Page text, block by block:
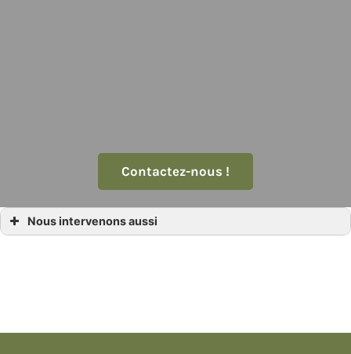
Contactez-nous !
Nous intervenons aussi
Location tente invitée Monaco